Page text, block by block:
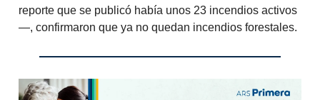
reporte que se publicó había unos 23 incendios activos
—, confirmaron que ya no quedan incendios forestales.